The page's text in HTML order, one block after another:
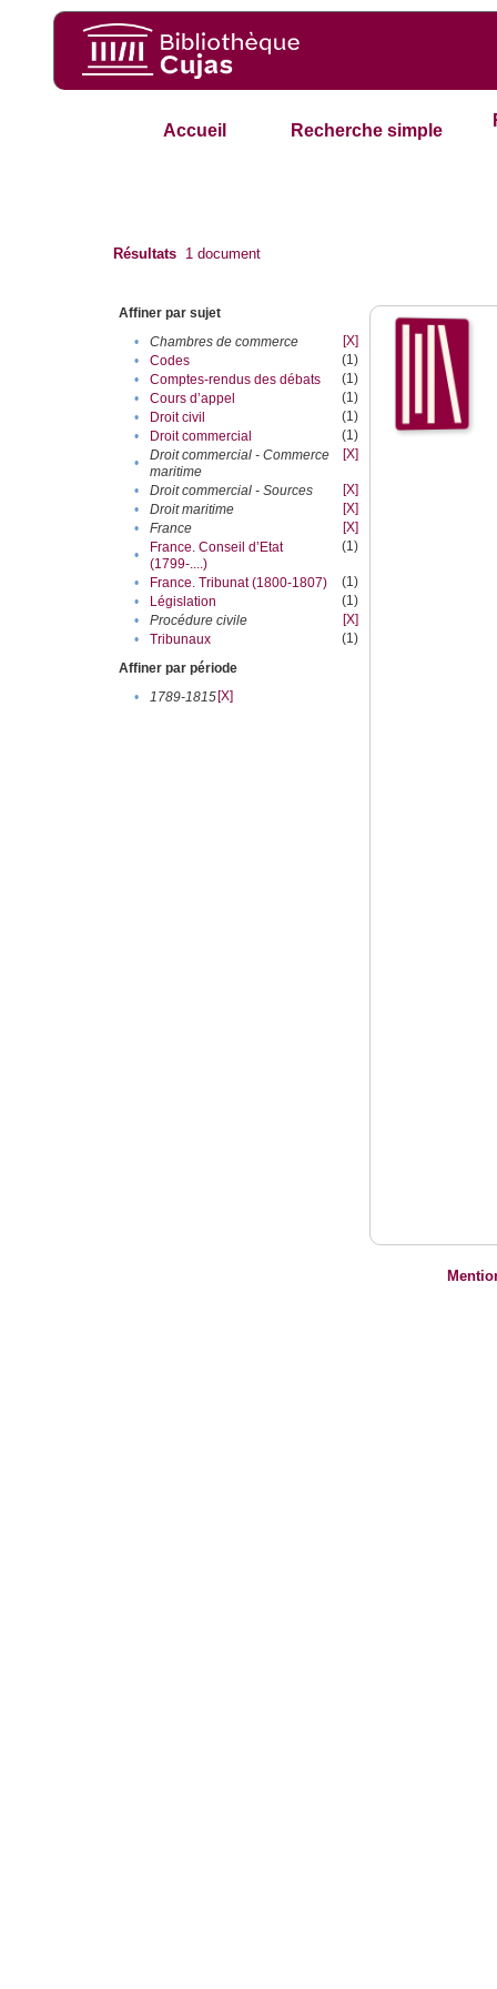
Accueil Recherche simple
Résultats 1 document
Affiner par sujet
•
Chambres de commerce
[X]
•
Codes
(1)
•
Comptes-rendus des débats
(1)
•
Cours d’appel
(1)
•
Droit civil
(1)
•
Droit commercial
(1)
•
Droit commercial - Commerce
maritime
[X]
• Droit commercial - Sources
[X]
•
Droit maritime
[X]
•
France
[X]
•
France. Conseil d’Etat
(1799-....)
(1)
• France. Tribunat (1800-1807)
(1)
•
Législation
(1)
•
Procédure civile
[X]
•
Tribunaux
(1)
Affiner par période
•
1789-1815[X]